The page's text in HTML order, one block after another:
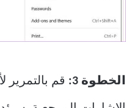
الخطوة 3: قم بالتمرير